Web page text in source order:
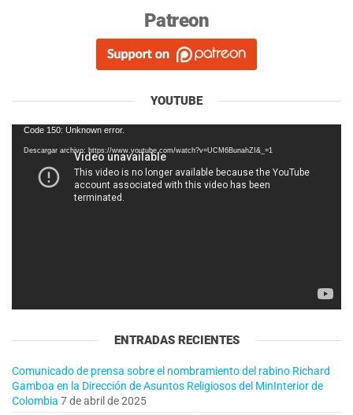
Patreon
YOUTUBE
Reproductor
Code 150: Unknown error.
Descargar archivo: https://www.youtube.com/watch?v=UCM6BunahZI&_=1
ENTRADAS RECIENTES
Comunicado de prensa sobre el nombramiento del rabino Richard
Gamboa en la Dirección de Asuntos Religiosos del MinInterior de
Colombia 7 de abril de 2025